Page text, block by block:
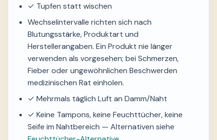
✓ Tupfen statt wischen
Wechselintervalle richten sich nach
Blutungsstärke, Produktart und
Herstellerangaben. Ein Produkt nie länger
verwenden als vorgesehen; bei Schmerzen,
Fieber oder ungewöhnlichen Beschwerden
medizinischen Rat einholen.
✓ Mehrmals täglich Luft an Damm/Naht
✓ Keine Tampons, keine Feuchttücher, keine
Seife im Nahtbereich — Alternativen siehe